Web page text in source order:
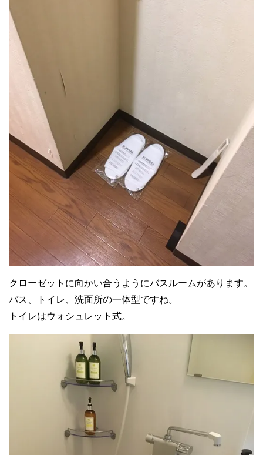
クローゼットに向かい合うようにバスルームがあります。
バス、トイレ、洗面所の一体型ですね。
トイレはウォシュレット式。